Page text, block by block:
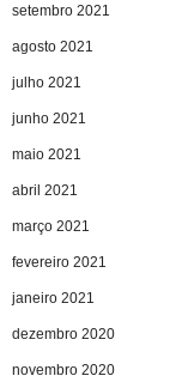
setembro 2021
agosto 2021
julho 2021
junho 2021
maio 2021
abril 2021
março 2021
fevereiro 2021
janeiro 2021
dezembro 2020
novembro 2020